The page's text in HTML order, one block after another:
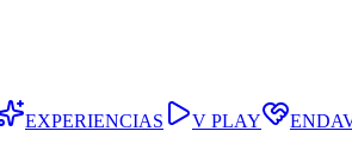
EXPERIENCIAS V PLAY